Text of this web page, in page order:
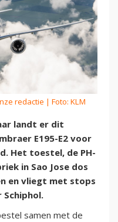
redactie | Foto: KLM
landt er dit
E195-E2 voor
Het toestel, de PH-
in Sao Jose dos
en vliegt met stops
Schiphol.
samen met de